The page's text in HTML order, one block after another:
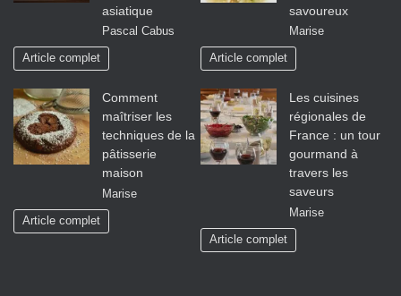
asiatique
Pascal Cabus
Article complet
savoureux
Marise
Article complet
Comment
maîtriser les
techniques de la
pâtisserie
maison
Marise
Article complet
Les cuisines
régionales de
France : un tour
gourmand à
travers les
saveurs
Marise
Article complet